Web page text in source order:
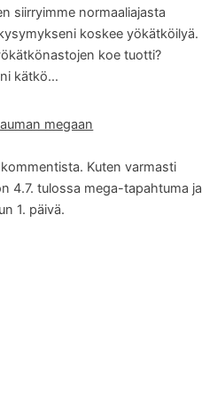
siirryimme normaaliajasta
koskee yökätköilyä.
koe tuotti?
kätkö…
megaan
Kuten varmasti
4.7. tulossa mega-tapahtuma ja
1. päivä.